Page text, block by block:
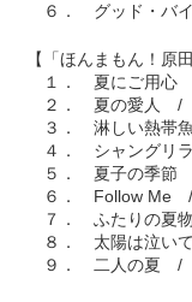
６． グッド・バ
【「ほんまもん！原
１． 夏にご用
２． 夏の愛人 /
３． 淋しい熱帯
４． シャングリ
５． 夏子の季
６． Follow Me
７． ふたりの夏
８． 太陽は泣い
９． 二人の夏 /